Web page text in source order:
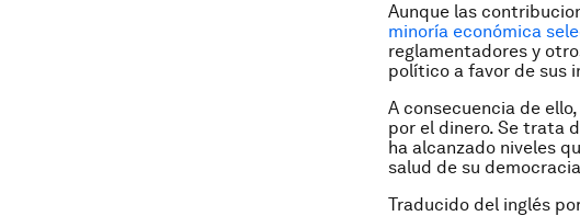
Aunque las
minoría económica
reglamentadores y
político a favor de sus
A consecuencia de
por el dinero. Se trata
ha alcanzado niveles
salud de su
Traducido del inglés